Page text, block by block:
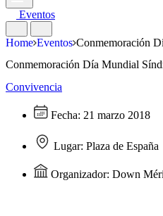
Eventos
Home Eventos Conmemoración
Conmemoración Día Mundial
Convivencia
Fecha: 21 marzo 2018
Lugar: Plaza de España
Organizador: Down